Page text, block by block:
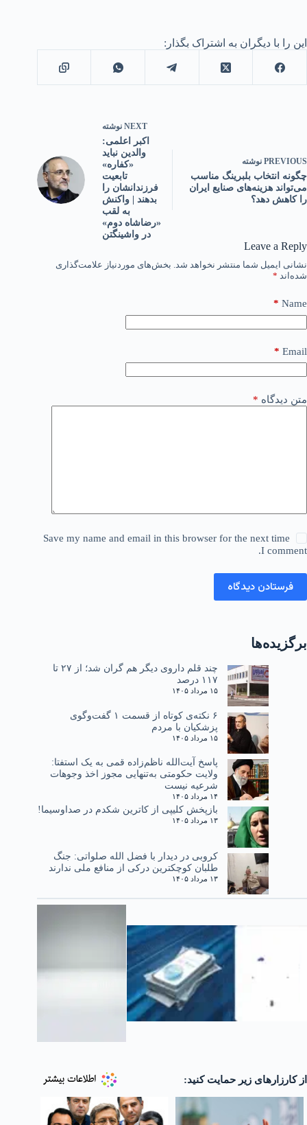
این را با دیگران به اشتراک بگذار:
PREVIOUS نوشته
چگونه انتخاب بلبرینگ مناسب
می‌تواند هزینه‌های صنایع ایران
را کاهش دهد؟
NEXT نوشته
اکبر اعلمی:
والدین نباید
«کفاره»
تابعیت
فرزندانشان را
بدهند | واکنش
به لقب
«رضاشاه دوم»
در واشینگتن
Leave a Reply
نشانی ایمیل شما منتشر نخواهد شد. بخش‌های موردنیاز علامت‌گذاری
شده‌اند *
Name
*
Email
*
متن دیدگاه *
Save my name and email in this browser for the next time
I comment.
فرستادن دیدگاه
برگزیده‌ها
چند قلم داروی دیگر هم گران شد؛ از ۲۷ تا
۱۱۷ درصد
۱۵ مرداد ۱۴۰۵
۶ نکته‌ی کوتاه از قسمت ۱ گفت‌وگوی
پزشکیان با مردم
۱۵ مرداد ۱۴۰۵
پاسخ آیت‌الله ناظم‌زاده قمی به یک استفتا:
ولایت حکومتی به‌تنهایی مجوز اخذ وجوهات
شرعیه نیست
۱۴ مرداد ۱۴۰۵
بازپخش کلیپی از کاترین شکدم در صداوسیما!
۱۳ مرداد ۱۴۰۵
کروبی در دیدار با فضل الله صلواتی: جنگ
طلبان کوچکترین درکی از منافع ملی ندارند
۱۳ مرداد ۱۴۰۵
از کارزارهای زیر حمایت کنید: